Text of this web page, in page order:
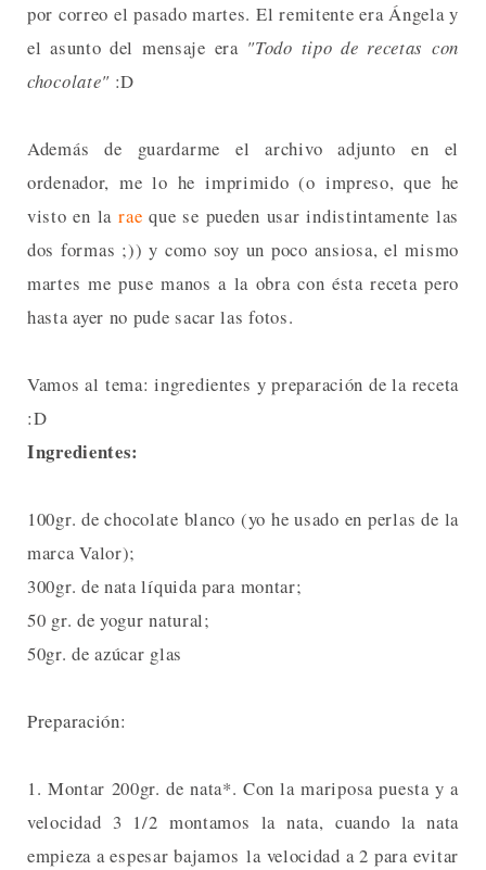
por correo el pasado martes. El remitente era Ángela y
el asunto del mensaje era "Todo tipo de recetas con
chocolate" :D
Además de guardarme el archivo adjunto en el
ordenador, me lo he imprimido (o impreso, que he
visto en larae que se pueden usar indistintamente las
dos formas ;)) y como soy un poco ansiosa, el mismo
martes me puse manos a la obra con ésta receta pero
hasta ayer no pude sacar las fotos.
Vamos al tema: ingredientes y preparación de la receta
:D
Ingredientes:
100gr. de chocolate blanco (yo he usado en perlas de la
marca Valor);
300gr. de nata líquida para montar;
50 gr. de yogur natural;
50gr. de azúcar glas
Preparación:
1. Montar 200gr. de nata*. Con la mariposa puesta y a
velocidad 3 1/2 montamos la nata, cuando la nata
empieza a espesar bajamos la velocidad a 2 para evitar